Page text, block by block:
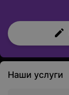
Наши услуги